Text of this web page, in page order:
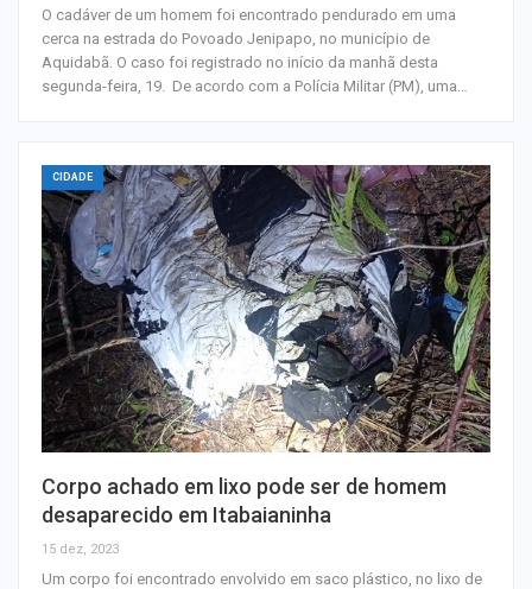
O cadáver de um homem foi encontrado pendurado em uma
cerca na estrada do Povoado Jenipapo, no município de
Aquidabã. O caso foi registrado no início da manhã desta
segunda-feira, 19. De acordo com a Polícia Militar (PM), uma…
CIDADE
Corpo achado em lixo pode ser de homem
desaparecido em Itabaianinha
15 dez, 2023
Um corpo foi encontrado envolvido em saco plástico, no lixo de